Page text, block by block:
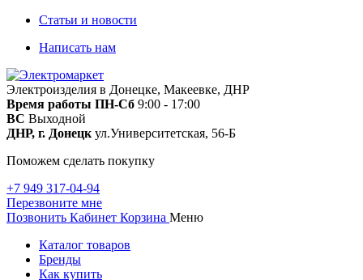
Статьи и новости
Написать нам
Электроизделия в Донецке, Макеевке, ДНР
Время работы ПН-Сб 9:00 - 17:00
ВС Выходной
ДНР, г. Донецк ул.Университетская, 56-Б
Поможем сделать покупку
+7 949 317-04-94
Перезвоните мне
Позвонить Кабинет Корзина Меню
Каталог товаров
Бренды
Как купить